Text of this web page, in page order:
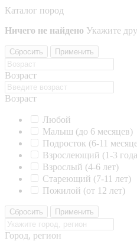
Каталог пород
Ничего не найдено Укажите
Сбросить Применить
Возраст
Возраст
Любой
Малыш (до 6 месяцев)
Подросток (6-11
Взрослеющий (1-3
Взрослый (4-6 лет)
Стареющий (7-11 лет)
Пожилой (от 12 лет)
Сбросить Применить
Город, регион